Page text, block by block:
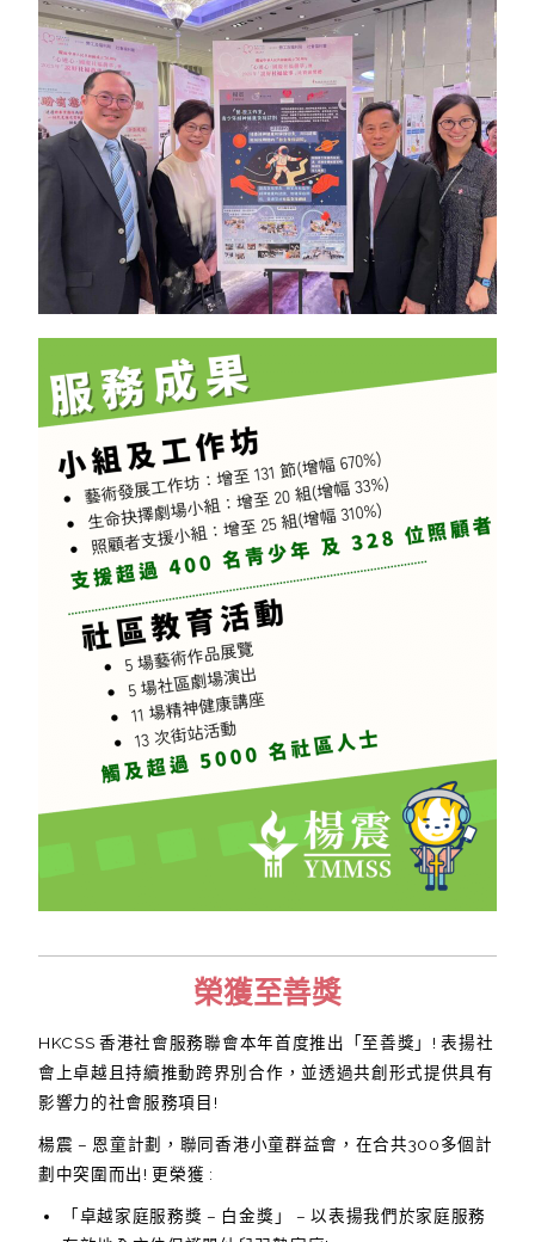
榮獲至善獎
HKCSS 香港社會服務聯會本年首度推出「至善獎」! 表揚社
會上卓越且持續推動跨界別合作，並透過共創形式提供具有
影響力的社會服務項目!
楊震 – 恩童計劃，聯同香港小童群益會，在合共300多個計
劃中突圍而出! 更榮獲 :
「卓越家庭服務獎 – 白金獎」 – 以表揚我們於家庭服務